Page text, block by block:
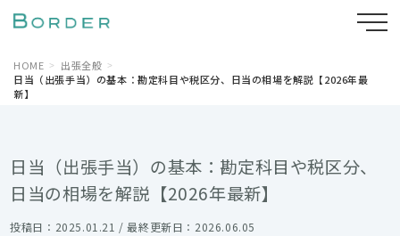
HOME
出張全般
日当（出張手当）の基本：勘定科目や税区分、日当の相場を解説【2026年最
新】
日当（出張手当）の基本：勘定科目や税区分、
日当の相場を解説【2026年最新】
投稿日：2025.01.21 / 最終更新日：2026.06.05